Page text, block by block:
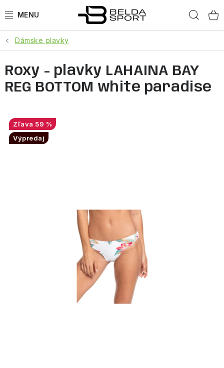
na
ŠPORTY
BEH
GOLDBERGH
OBLEČENIE
Doprava a platba
Dámske plavky
Roxy - plavky LAHAINA BAY
REG BOTTOM white paradise
59 %
Výpredaj